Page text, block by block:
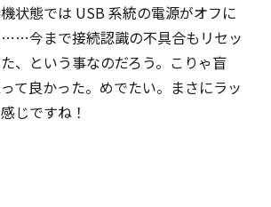
状態では USB 系統の電源がオフに
今まで接続認識の不具合もリセッ
、という事なのだろう。こりゃ盲
て良かった。めでたい。まさにラッ
じですね！